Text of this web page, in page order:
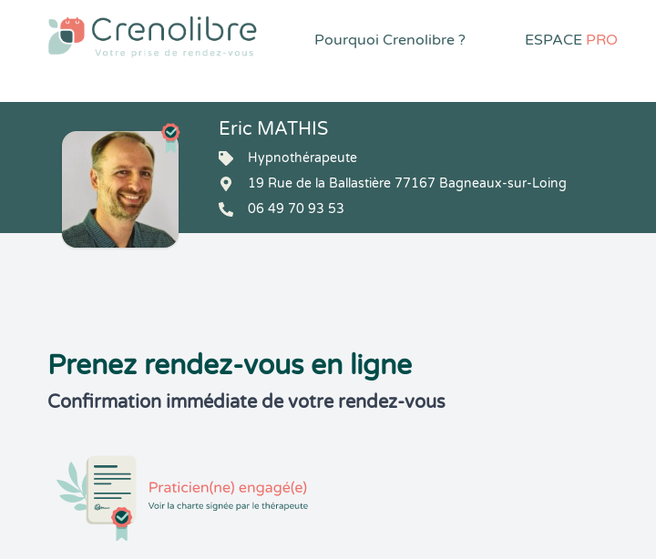
Pourquoi Crenolibre ? ESPACE PRO
Eric MATHIS
Hypnothérapeute
19 Rue de la Ballastière 77167 Bagneaux-sur-Loing
06 49 70 93 53
Prenez rendez-vous en ligne
Confirmation immédiate de votre rendez-vous